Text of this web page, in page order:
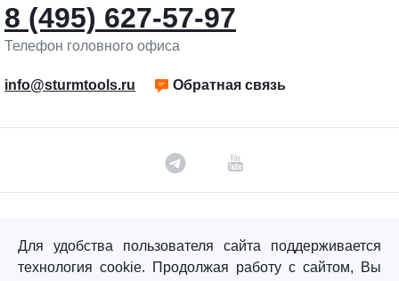
8 (495) 627-57-97
Телефон головного офиса
info@sturmtools.ru Обратная связь
Все права защищены.
Для удобства пользователя сайта поддерживается
технология cookie. Продолжая работу с сайтом, Вы